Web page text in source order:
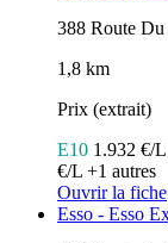
388 Route
1,8 km
Prix (extrait)
E10 1.932 €/L
€/L +1 autres
Ouvrir la fiche
Esso - Esso